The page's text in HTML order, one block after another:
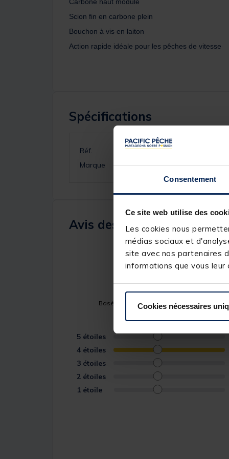
Consentement
Ce site web utilise des
Les cookies nous
médias sociaux et
site avec nos partenaires
informations que vous
Cookies nécessaires
Scion fin en carbone plein
Bouchon à vis en laiton
Action rapide idéale pour les pêches de vitesse
Spécifications
Réf.
Marque
Avis des pêcheurs
4/ 5
Basé sur
avis soumis à un contrôle
5 étoiles
4 étoiles
3 étoiles
2 étoiles
1 étoile